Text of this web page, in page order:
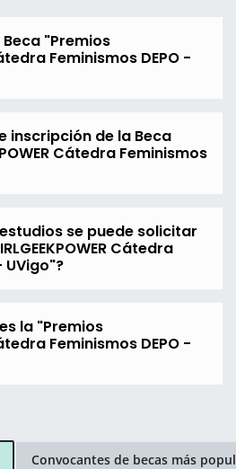
"Premios
Feminismos DEPO -
inscripción de la Beca
Cátedra Feminismos
se puede solicitar
Cátedra
UVigo"?
la "Premios
Feminismos DEPO -
Convocantes de becas más